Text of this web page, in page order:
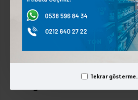
Tekrar gösterme.
Kurumsal
Üyelik İşlemleri
İletişim